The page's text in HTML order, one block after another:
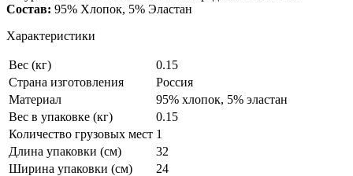
Состав: 95% Хлопок, 5% Эластан
Характеристики
Вес (кг)
0.15
Страна изготовления
Россия
Материал
95% хлопок, 5% эластан
Вес в упаковке (кг)
0.15
Количество грузовых мест 1
Длина упаковки (см)
32
Ширина упаковки (см)
24